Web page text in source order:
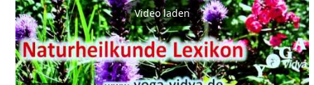
Video laden